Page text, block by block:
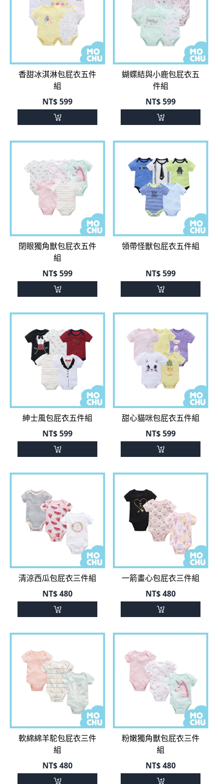
香甜冰淇淋包屁衣五件
組
NT$599
蝴蝶結與小鹿包屁衣五
件組
NT$599
閉眼獨角獸包屁衣五件
組
NT$599
領帶怪獸包屁衣五件組
NT$599
紳士風包屁衣五件組
NT$599
甜心貓咪包屁衣五件組
NT$599
清涼西瓜包屁衣三件組
NT$480
一箭畫心包屁衣三件組
NT$480
軟綿綿羊駝包屁衣三件
組
NT$480
粉嫩獨角獸包屁衣三件
組
NT$480